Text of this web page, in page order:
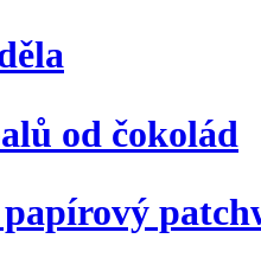
od čokolád